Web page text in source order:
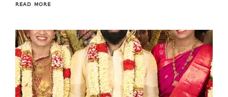
READ MORE